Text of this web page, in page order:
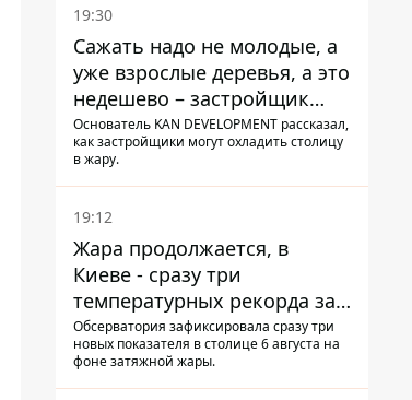
19:30
Сажать надо не молодые, а
уже взрослые деревья, а это
недешево – застройщик
Никонов
Основатель KAN DEVELOPMENT рассказал,
как застройщики могут охладить столицу
в жару.
19:12
Жара продолжается, в
Киеве - сразу три
температурных рекорда за
день
Обсерватория зафиксировала сразу три
новых показателя в столице 6 августа на
фоне затяжной жары.